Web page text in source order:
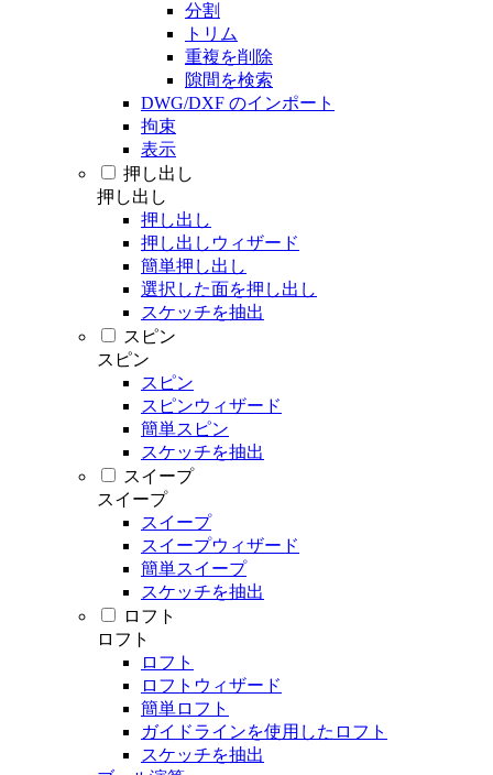
分割
トリム
重複を削除
隙間を検索
DWG/DXF のインポート
拘束
表示
押し出し
押し出し
押し出し
押し出しウィザード
簡単押し出し
選択した面を押し出し
スケッチを抽出
スピン
スピン
スピン
スピンウィザード
簡単スピン
スケッチを抽出
スイープ
スイープ
スイープ
スイープウィザード
簡単スイープ
スケッチを抽出
ロフト
ロフト
ロフト
ロフトウィザード
簡単ロフト
ガイドラインを使用したロフト
スケッチを抽出